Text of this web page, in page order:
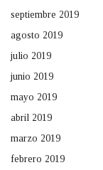
septiembre 2019
agosto 2019
julio 2019
junio 2019
mayo 2019
abril 2019
marzo 2019
febrero 2019